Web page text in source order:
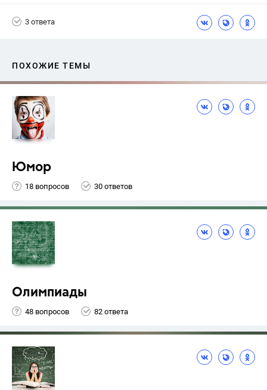
3 ответа
ПОХОЖИЕ ТЕМЫ
Юмор
18 вопросов 30 ответов
Олимпиады
48 вопросов 82 ответа